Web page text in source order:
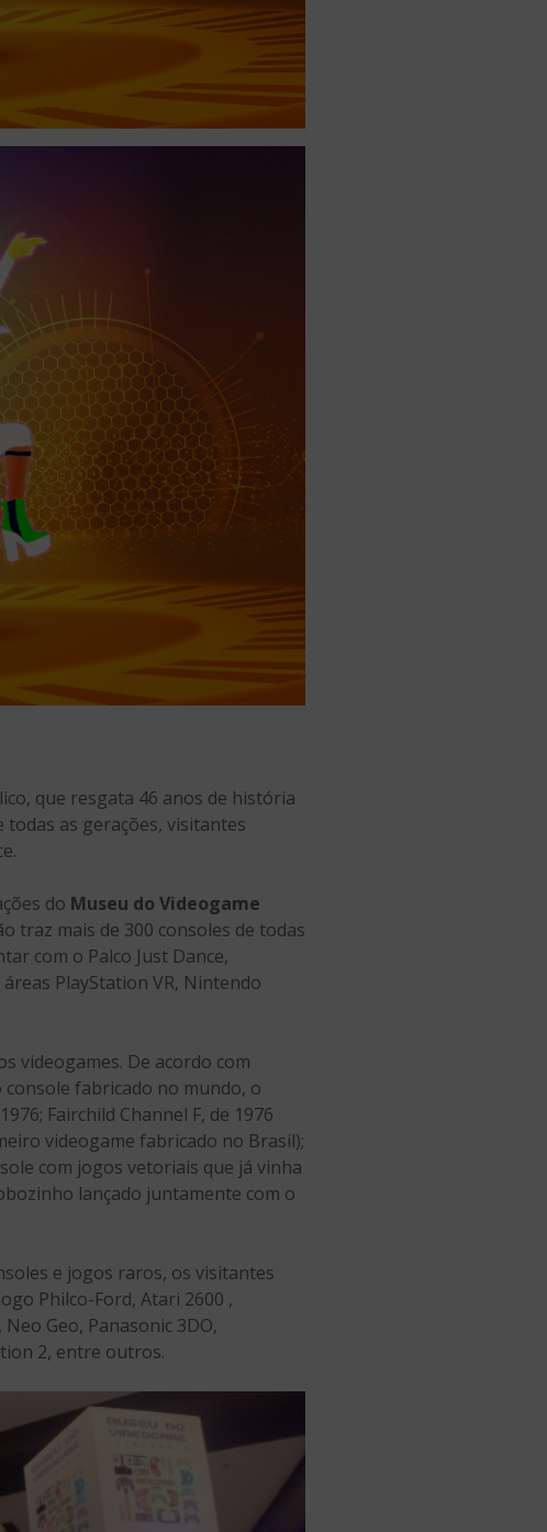
que resgata 46 anos de história
todas as gerações, visitantes
do Museu do Videogame
traz mais de 300 consoles de todas
com o Palco Just Dance,
PlayStation VR, Nintendo
videogames. De acordo com
fabricado no mundo, o
Fairchild Channel F, de 1976
videogame fabricado no Brasil);
com jogos vetoriais que já vinha
lançado juntamente com o
e jogos raros, os visitantes
Philco-Ford, Atari 2600 ,
Geo, Panasonic 3DO,
2, entre outros.